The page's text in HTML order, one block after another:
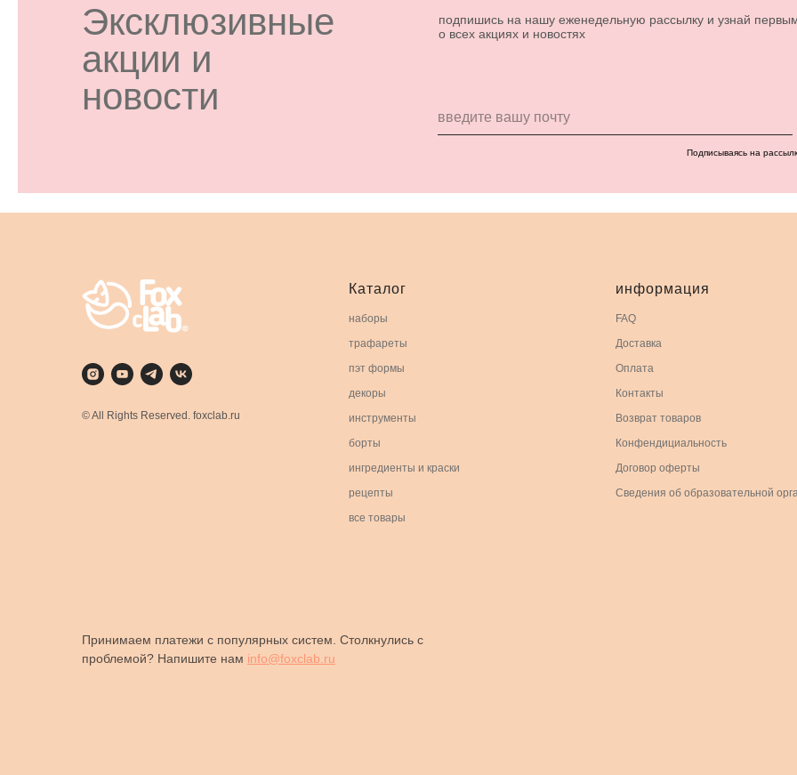
Эксклюзивные
акции и
новости
подпишись на нашу еженедельную рассылку и узнай
о всех акциях и новостях
Подписываясь на
© All Rights Reserved. foxclab.ru
Каталог
наборы
трафареты
пэт формы
декоры
инструменты
борты
ингредиенты и краски
рецепты
все товары
информация
FAQ
Доставка
Оплата
Контакты
Возврат товаров
Конфендициальность
Договор оферты
Сведения об образовательной
Принимаем платежи с популярных систем. Столкнулись с
проблемой? Напишите нам info@foxclab.ru